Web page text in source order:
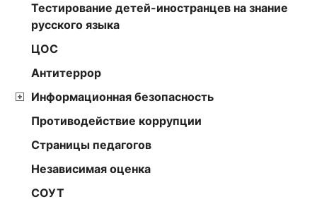
Тестирование детей-иностранцев на знание
русского языка
ЦОС
Антитеррор
Информационная безопасность
Противодействие коррупции
Страницы педагогов
Независимая оценка
СОУТ